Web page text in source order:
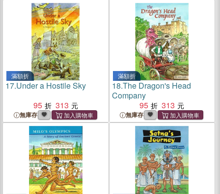
滿額折
17.Under a Hostile Sky
95
313
無庫存
滿額折
18.The Dragon's Head
Company
95
313
無庫存